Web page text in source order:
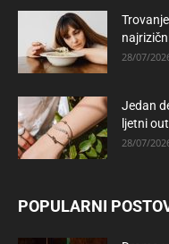
28/07/
Jedan
ljetni
28/07/
POPULARNI